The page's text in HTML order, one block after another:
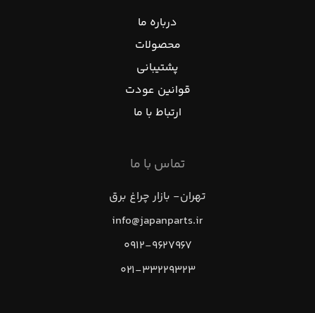
درباره ما
محصولات
پشتیبانی
قوانین عودت
ارتباط با ما
تماس با ما
تهران- بازار چراغ برق
info@japanparts.ir
۰۹۱۲-۹۶۲۷۹۶۷
۰۲۱-۳۳۲۲۹۳۲۳